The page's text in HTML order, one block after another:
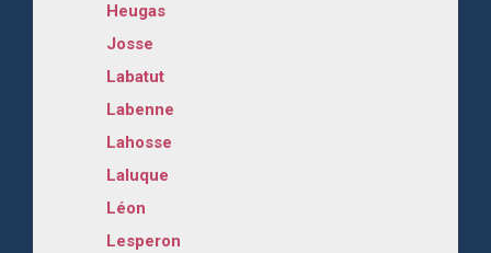
Heugas
Josse
Labatut
Labenne
Lahosse
Laluque
Léon
Lesperon